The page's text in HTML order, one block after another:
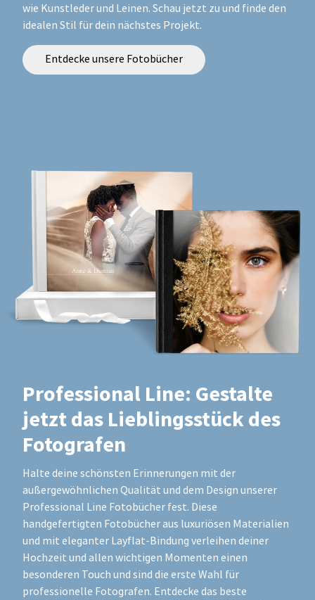
wie Kunstleder und Leinen. Schau jetzt zu und finde den
idealen Stil für dein nächstes Projekt.
Entdecke unsere Fotobücher
Professional Line: Gestalte
jetzt das Lieblingsstück des
Fotografen
Halte deine schönsten Erinnerungen mit der
außergewöhnlichen Qualität und dem Design unserer
Professional Line Fotobücher fest. Diese
handgefertigten Fotobücher aus luxuriösen Materialien
und mit eleganter Layflat-Bindung verleihen deiner
Hochzeit und allen wichtigen Momenten einen
besonderen Touch und sind die erste Wahl für
professionelle Fotografen. Entdecke das beste